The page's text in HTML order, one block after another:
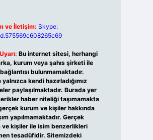
ve İletişim: Skype:
Bu internet sitesi, herhangi
kurum veya şahıs şirketi ile
bulunmamaktadır.
kendi hazırladığımız
paylaşılmaktadır. Burada yer
haber niteliği taşımamakta
kurum ve kişiler hakkında
yapılmamaktadır. Gerçek
ve kişiler ile isim benzerlikleri
tesadüfidir. Sitemizdeki